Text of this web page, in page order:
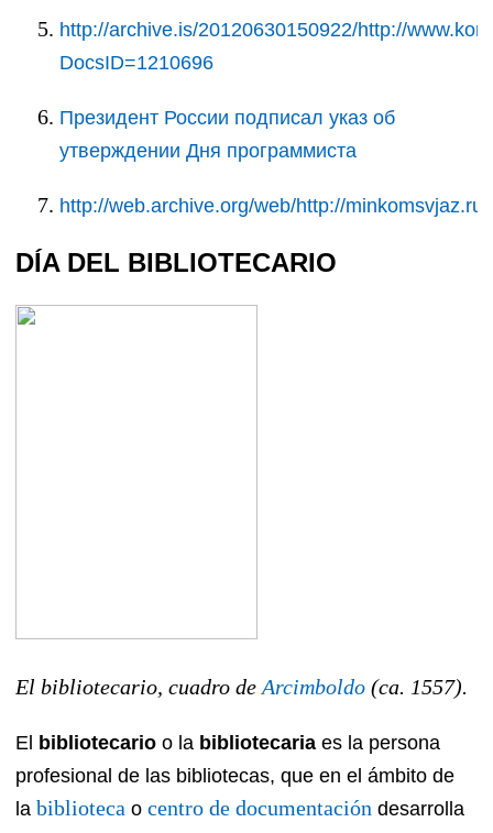
http://archive.is/20120630150922/http://
DocsID=1210696
Президент России подписал указ об
утверждении Дня программиста
http://web.archive.org/web/http://
DÍA DEL BIBLIOTECARIO
El bibliotecario, cuadro de Arcimboldo (ca. 1557).
El bibliotecario o la bibliotecaria es la persona
profesional de las bibliotecas, que en el ámbito de
la biblioteca o centro de documentación desarrolla